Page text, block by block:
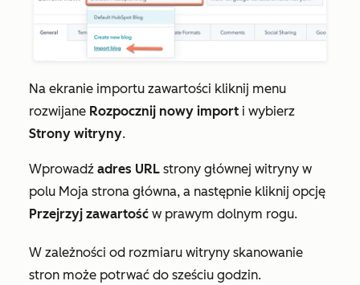
Na ekranie importu zawartości kliknij menu
rozwijane Rozpocznij nowy import i wybierz
Strony witryny.
Wprowadź adres URL strony głównej witryny w
polu Moja strona główna, a następnie kliknij opcję
Przejrzyj zawartość w prawym dolnym rogu.
W zależności od rozmiaru witryny skanowanie
stron może potrwać do sześciu godzin.